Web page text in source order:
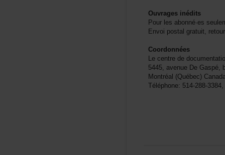
Ouvragesinédits
Coordonnées
Téléphone:514-288-